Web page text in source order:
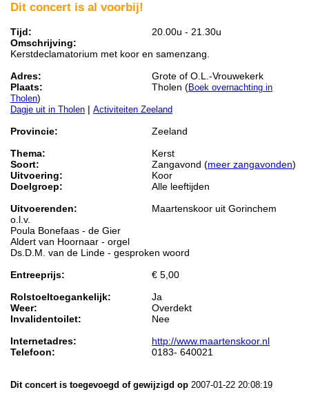
Dit concert is al voorbij!
Tijd:
20.00u - 21.30u
Omschrijving:
Kerstdeclamatorium met koor en samenzang.
Adres:
Grote of O.L.-Vrouwekerk
Plaats:
Tholen (Boek overnachting in
Tholen)
Dagje uit in Tholen | Activiteiten Zeeland
Provincie:
Zeeland
Thema:
Kerst
Soort:
Zangavond (meer zangavonden)
Uitvoering:
Koor
Doelgroep:
Alle leeftijden
Uitvoerenden:
Maartenskoor uit Gorinchem
o.l.v.
Poula Bonefaas - de Gier
Aldert van Hoornaar - orgel
Ds.D.M. van de Linde - gesproken woord
Entreeprijs:
€ 5,00
Rolstoeltoegankelijk:
Ja
Weer:
Overdekt
Invalidentoilet:
Nee
Internetadres:
http://www.maartenskoor.nl
Telefoon:
0183- 640021
Dit concert is toegevoegd of gewijzigd op 2007-01-22 20:08:19